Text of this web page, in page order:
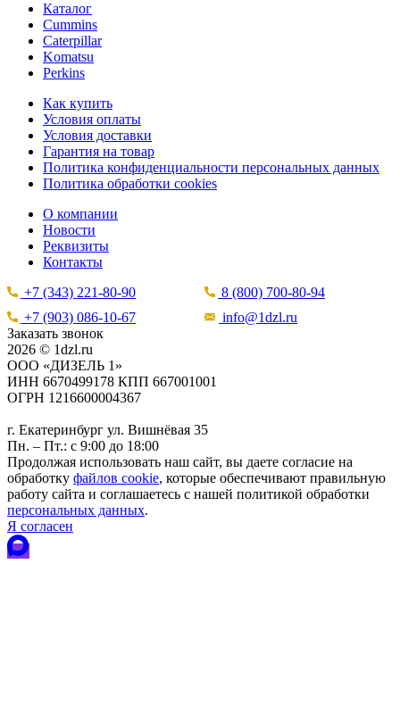
Каталог
Cummins
Caterpillar
Komatsu
Perkins
Как купить
Условия оплаты
Условия доставки
Гарантия на товар
Политика конфиденциальности персональных данных
Политика обработки cookies
О компании
Новости
Реквизиты
Контакты
+7 (343) 221-80-90
8 (800) 700-80-94
+7 (903) 086-10-67
info@1dzl.ru
Заказать звонок
2026 © 1dzl.ru
ООО «ДИЗЕЛЬ 1»
ИНН 6670499178 КПП 667001001
ОГРН 1216600004367
г. Екатеринбург ул. Вишнёвая 35
Пн. – Пт.: с 9:00 до 18:00
Продолжая использовать наш сайт, вы даете согласие на
обработку файлов cookie, которые обеспечивают правильную
работу сайта и соглашаетесь с нашей политикой обработки
персональных данных.
Я согласен